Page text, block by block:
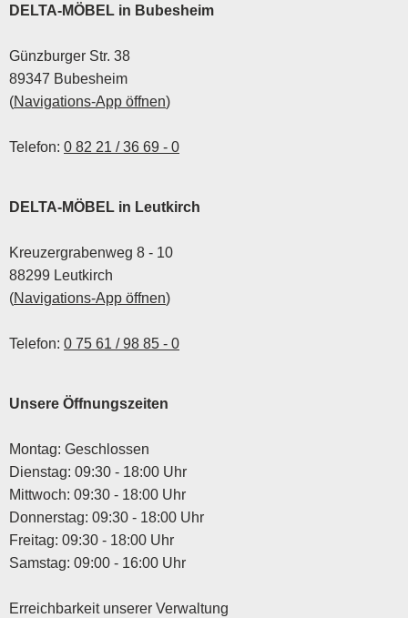
DELTA-MÖBEL in Bubesheim
Günzburger Str. 38
89347 Bubesheim
(Navigations-App öffnen)
Telefon: 0 82 21 / 36 69 - 0
DELTA-MÖBEL in Leutkirch
Kreuzergrabenweg 8 - 10
88299 Leutkirch
(Navigations-App öffnen)
Telefon: 0 75 61 / 98 85 - 0
Unsere Öffnungszeiten
Montag: Geschlossen
Dienstag: 09:30 - 18:00 Uhr
Mittwoch: 09:30 - 18:00 Uhr
Donnerstag: 09:30 - 18:00 Uhr
Freitag: 09:30 - 18:00 Uhr
Samstag: 09:00 - 16:00 Uhr
Erreichbarkeit unserer Verwaltung